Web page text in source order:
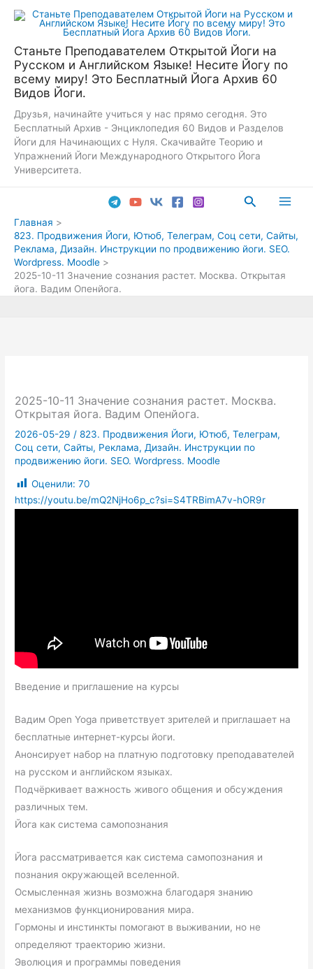
Перейти
Станьте Преподавателем Открытой Йоги на
Русском и Английском Языке! Несите Йогу по
всему миру! Это Бесплатный Йога Архив 60
Видов Йоги.
Друзья, начинайте учиться у нас прямо сегодня. Это
Бесплатный Архив - Энциклопедия 60 Видов и Разделов
Йоги для Начинающих с Нуля. Скачивайте Теорию и
Упражнений Йоги Международного Открытого Йога
Университета.
Поиск
Главная
823. Продвижения Йоги, Ютюб, Телеграм, Соц сети, Сайты,
Реклама, Дизайн. Инструкции по продвижению йоги. SEO.
Wordpress. Moodle
2025-10-11 Значение сознания растет. Москва. Открытая
йога. Вадим Опенйога.
2025-10-11 Значение сознания растет. Москва.
Открытая йога. Вадим Опенйога.
2026-05-29 /823. Продвижения Йоги, Ютюб, Телеграм,
Соц сети, Сайты, Реклама, Дизайн. Инструкции по
продвижению йоги. SEO. Wordpress. Moodle
Оценили: 70
https://youtu.be/mQ2NjHo6p_c?si=S4TRBimA7v-hOR9r
Введение и приглашение на курсы
Вадим Open Yoga приветствует зрителей и приглашает на
бесплатные интернет-курсы йоги.
Анонсирует набор на платную подготовку преподавателей
на русском и английском языках.
Подчёркивает важность живого общения и обсуждения
различных тем.
Йога как система самопознания
Йога рассматривается как система самопознания и
познания окружающей вселенной.
Осмысленная жизнь возможна благодаря знанию
механизмов функционирования мира.
Гормоны и инстинкты помогают в выживании, но не
определяют траекторию жизни.
Эволюция и программы поведения